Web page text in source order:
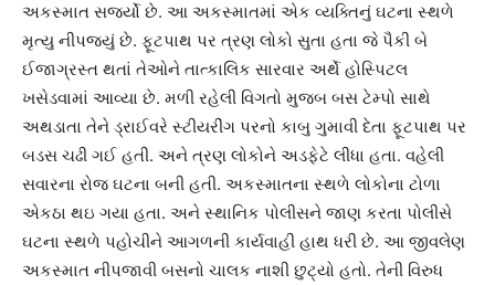
અકસ્માત સર્જ્યો છે. આ અકસ્માતમાં એક વ્યક્તિનું ઘટના સ્થળે
મૃત્યુ નીપજ્યું છે. ફૂટપાથ પર ત્રણ લોકો સુતા હતા જે પૈકી બે
ઈજાગ્રસ્ત થતાં તેઓને તાત્કાલિક સારવાર અર્થે હોસ્પિટલ
ખસેડવામાં આવ્યા છે. મળી રહેલી વિગતો મુજબ બસ ટેમ્પો સાથે
અથડાતા તેને ડ્રાઈવરે સ્ટીયરીંગ પરનો કાબુ ગુમાવી દેતા ફૂટપાથ પર
બડસ ચઢી ગઈ હતી. અને ત્રણ લોકોને અડફેટે લીધા હતા. વહેલી
સવારના રોજ ઘટના બની હતી. અકસ્માતના સ્થળે લોકોના ટોળા
એકઠા થઇ ગયા હતા. અને સ્થાનિક પોલીસને જાણ કરતા પોલીસે
ઘટના સ્થળે પહોચીને આગળની કાર્યવાહી હાથ ધરી છે. આ જીવલેણ
અકસ્માત નીપજાવી બસનો ચાલક નાશી છુટ્યો હતો. તેની વિરુધ